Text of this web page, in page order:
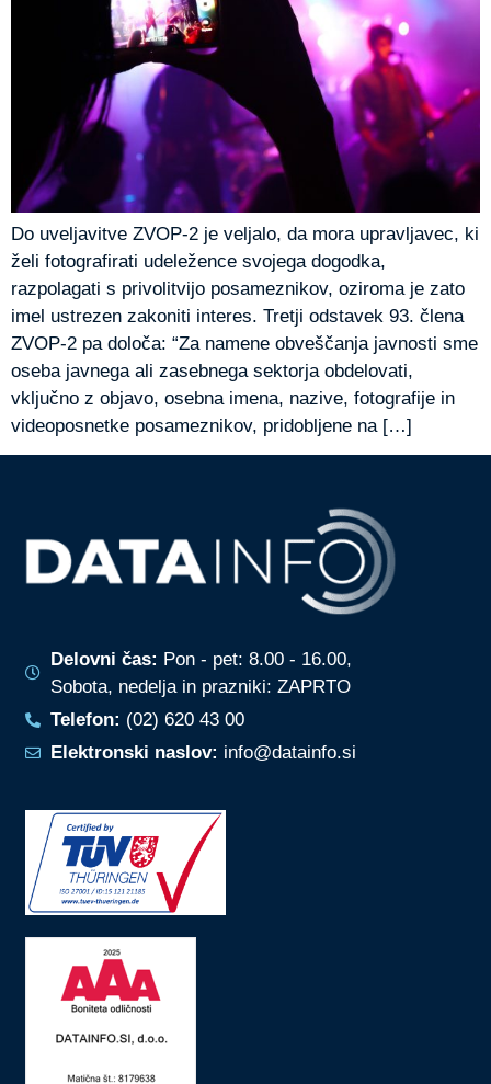
Do uveljavitve ZVOP-2 je veljalo, da mora upravljavec, ki
želi fotografirati udeležence svojega dogodka,
razpolagati s privolitvijo posameznikov, oziroma je zato
imel ustrezen zakoniti interes. Tretji odstavek 93. člena
ZVOP-2 pa določa: “Za namene obveščanja javnosti sme
oseba javnega ali zasebnega sektorja obdelovati,
vključno z objavo, osebna imena, nazive, fotografije in
videoposnetke posameznikov, pridobljene na […]
Delovni čas: Pon - pet: 8.00 - 16.00,
Sobota, nedelja in prazniki: ZAPRTO
Telefon: (02) 620 43 00
Elektronski naslov: info@datainfo.si